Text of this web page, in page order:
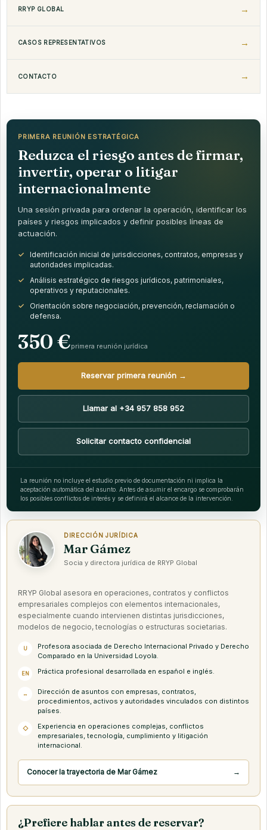
RRYP GLOBAL
CASOS REPRESENTATIVOS
CONTACTO
PRIMERA REUNIÓN ESTRATÉGICA
Reduzca el riesgo antes de firmar,
invertir, operar o litigar
internacionalmente
Una sesión privada para ordenar la operación, identificar los
países y riesgos implicados y definir posibles líneas de
actuación.
Identificación inicial de jurisdicciones, contratos, empresas y
autoridades implicadas.
Análisis estratégico de riesgos jurídicos, patrimoniales,
operativos y reputacionales.
Orientación sobre negociación, prevención, reclamación o
defensa.
350 €primera reunión jurídica
Reservar primera reunión →
Llamar al +34 957 858 952
Solicitar contacto confidencial
La reunión no incluye el estudio previo de documentación ni implica la
aceptación automática del asunto. Antes de asumir el encargo se comprobarán
los posibles conflictos de interés y se definirá el alcance de la intervención.
DIRECCIÓN JURÍDICA
Mar Gámez
Socia y directora jurídica de RRYP Global
RRYP Global asesora en operaciones, contratos y conflictos
empresariales complejos con elementos internacionales,
especialmente cuando intervienen distintas jurisdicciones,
modelos de negocio, tecnologías o estructuras societarias.
U
Profesora asociada de Derecho Internacional Privado y Derecho
Comparado en la Universidad Loyola.
EN Práctica profesional desarrollada en español e inglés.
↔
Dirección de asuntos con empresas, contratos,
procedimientos, activos y autoridades vinculados con distintos
países.
◇
Experiencia en operaciones complejas, conflictos
empresariales, tecnología, cumplimiento y litigación
internacional.
Conocer la trayectoria de Mar Gámez →
¿Prefiere hablar antes de reservar?